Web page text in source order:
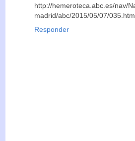
http://hemeroteca.abc.es/nav/
madrid/abc/2015/05/07/
Responder